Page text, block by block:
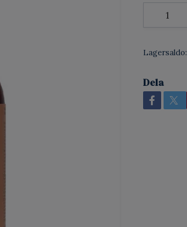
Lagersaldo:
Dela